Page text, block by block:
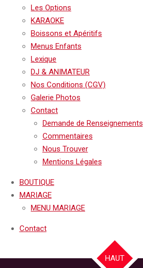
Les Options
KARAOKE
Boissons et Apéritifs
Menus Enfants
Lexique
DJ & ANIMATEUR
Nos Conditions (CGV)
Galerie Photos
Contact
Demande de Renseignements
Commentaires
Nous Trouver
Mentions Légales
BOUTIQUE
MARIAGE
MENU MARIAGE
Contact
HAUT